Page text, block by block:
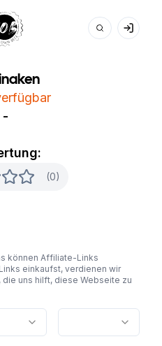
Own Beer
(0)
-
können Affiliate-Links
einkaufst, verdienen wir
uns hilft, diese Webseite zu